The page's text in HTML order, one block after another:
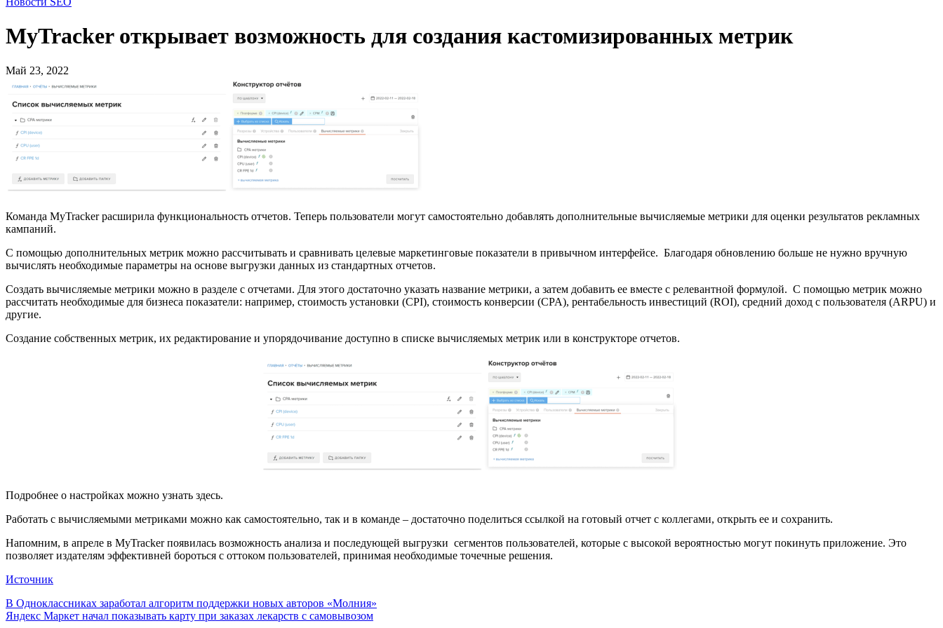
MyTracker открывает возможность для создания кастомизированных метрик
Май 23, 2022
Команда MyTracker расширила функциональность отчетов. Теперь пользователи могут самостоятельно добавлять дополнительные вычисляемые метрики для оценки результатов рекламных
кампаний.
С помощью дополнительных метрик можно рассчитывать и сравнивать целевые маркетинговые показатели в привычном интерфейсе. Благодаря обновлению больше не нужно вручную
вычислять необходимые параметры на основе выгрузки данных из стандартных отчетов.
Создать вычисляемые метрики можно в разделе с отчетами. Для этого достаточно указать название метрики, а затем добавить ее вместе с релевантной формулой. С помощью метрик можно
рассчитать необходимые для бизнеса показатели: например, стоимость установки (CPI), стоимость конверсии (CPA), рентабельность инвестиций (ROI), средний доход с пользователя (ARPU) и
другие.
Создание собственных метрик, их редактирование и упорядочивание доступно в списке вычисляемых метрик или в конструкторе отчетов.
Подробнее о настройках можно узнать здесь.
Работать с вычисляемыми метриками можно как самостоятельно, так и в команде – достаточно поделиться ссылкой на готовый отчет с коллегами, открыть ее и сохранить.
Напомним, в апреле в MyTracker появилась возможность анализа и последующей выгрузки сегментов пользователей, которые с высокой вероятностью могут покинуть приложение. Это
позволяет издателям эффективней бороться с оттоком пользователей, принимая необходимые точечные решения.
Источник
Навигация
В Одноклассниках заработал алгоритм поддержки новых авторов «Молния»
Яндекс Маркет начал показывать карту при заказах лекарств с самовывозом